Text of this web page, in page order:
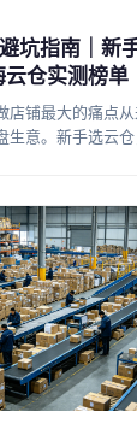
坑指南｜新手
仓实测榜单
店铺最大的痛点
生意。新手选云